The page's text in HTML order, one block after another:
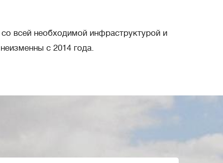
всей необходимой инфраструктурой и
с 2014 года.